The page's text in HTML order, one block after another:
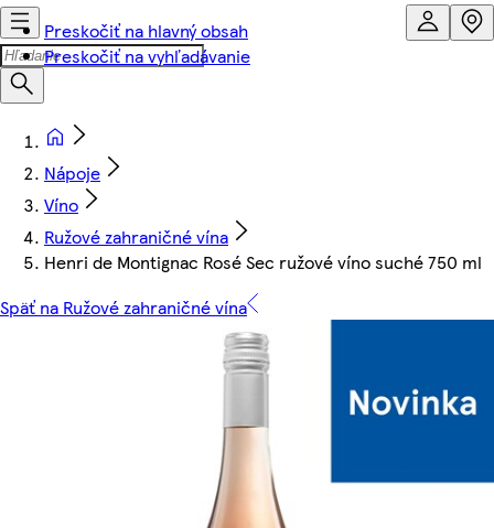
Preskočiť na hlavný obsah
Preskočiť na vyhľadávanie
Nápoje
Víno
Ružové zahraničné vína
Henri de Montignac Rosé Sec ružové víno suché 750 ml
Späť na Ružové zahraničné vína